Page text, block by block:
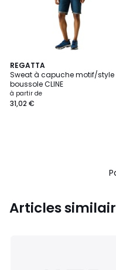
REGATTA
Sweat à capuche motif/style
boussole CLINE
à partir de
31,02 €
Articles